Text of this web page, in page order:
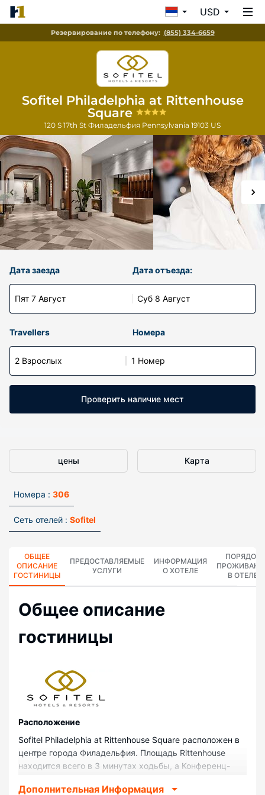
USD
Резервирование по телефону: (855) 334-6659
Sofitel Philadelphia at Rittenhouse
Square
120 S 17th St Филадельфия Pennsylvania 19103 US
Дата заезда
Пят 7 Август
Дата отъезда:
Суб 8 Август
Travellers Номера
2 Взрослых 1 Номер
Проверить наличие мест
цены Карта
Номера : 306
Сеть отелей : Sofitel
ОБЩЕЕ
ОПИСАНИЕ
ГОСТИНИЦЫ
ПРЕДОСТАВЛЯЕМЫЕ
УСЛУГИ
ИНФОРМАЦИЯ
О ХОТЕЛЕ
ПОРЯДОК
В ОТЕЛЕ
Общее описание
гостиницы
Pасположение
Sofitel Philadelphia at Rittenhouse Square расположен в
центре города Филадельфия. Площадь Rittenhouse
находится всего в 3 минутах ходьбы, а Конференц-
класса «люкс» — вариант с прекрасным
Дополнительная Информация